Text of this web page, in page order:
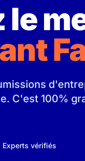
le
C'est 100%
Experts vérifiés